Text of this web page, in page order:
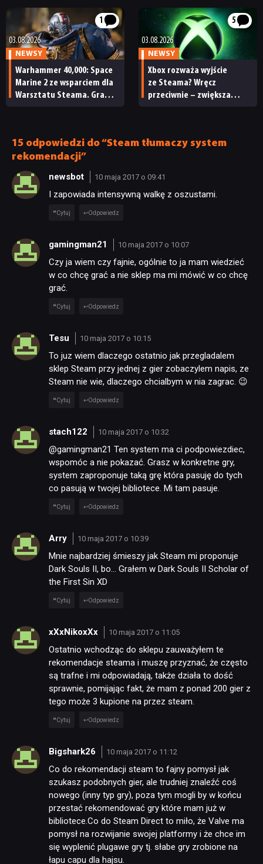
NEWSY
PUBLICYSTYKA
KULTURA
RETRO
TECHNOLOGIE
JUŻ GRALIŚMY
SKLEP
1
03.08.2026
NEWSY
Warhammer 40,000: Space
Marine 2 ze wsparciem dla
Warsztatu Steama. Gra
5
03.08.2026
NEWSY
Xbox rozważa wyjście
ze Steama? Wręcz
przeciwnie – zwiększa
15 odpowiedzi do “Steam tłumaczy system
rekomendacji”
newsbot 10 maja 2017 o 09:41
I zapowiada intensywną walkę z oszustami.
Cytuj Odpowiedz
gamingman21 10 maja 2017 o 10:07
Czy ja wiem czy fajnie, ogólnie to ja mam wiedzieć
w co chcę grać a nie sklep ma mi mówić w co chcę
grać.
Cytuj Odpowiedz
Tesu 10 maja 2017 o 10:15
To juz wiem dlaczego ostatnio jak przegladalem
sklep Steam przy jednej z gier zobaczylem napis, ze
Steam nie wie, dlaczego chcialbym w nia zagrac. 😉
Cytuj Odpowiedz
stach122 10 maja 2017 o 10:32
@gamingman21 Ten system ma ci podpowiezdiec,
wspomóc a nie pokazać. Grasz w konkretne gry,
system zaproponuje taką grę która pasuję do tych
co pasują w twojej bibliotece. Mi tam pasuje.
Cytuj Odpowiedz
Arry 10 maja 2017 o 10:39
Mnie najbardziej śmieszy jak Steam mi proponuje
Dark Souls II, bo… Grałem w Dark Souls II Scholar of
the First Sin XD
Cytuj Odpowiedz
xXxNikoxXx 10 maja 2017 o 11:05
Ostatnio wchodząc do sklepu zauważyłem te
rekomendacje steama i muszę przyznać, że często
są trafne i mi odpowiadają, także działa to dość
sprawnie, pomijając fakt, że mam z ponad 200 gier z
tego może 3 kupione na przez steam.
Cytuj Odpowiedz
Bigshark26 10 maja 2017 o 11:12
Co do rekomendacji steam to fajny pomysł jak
szukasz podobnych gier, ale trudniej znaleźć coś
nowego (inny typ gry), poza tym mogli by w końcu
przestać rekomendować gry które mam już w
bibliotece.Co do Steam Direct to miło, że Valve ma
pomysł na rozwijanie swojej platformy i że chce im
się wyplenić plugawe gry tj. słabe gry zrobione na
łapu capu dla hajsu.